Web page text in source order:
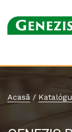
Acasă /